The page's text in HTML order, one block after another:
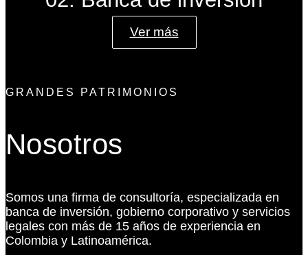
Ver más
GRANDES PATRIMONIOS
Nosotros
Somos una firma de consultoría, especializada en
banca de inversión, gobierno corporativo y servicios
legales con más de 15 años de experiencia en
Colombia y Latinoamérica.